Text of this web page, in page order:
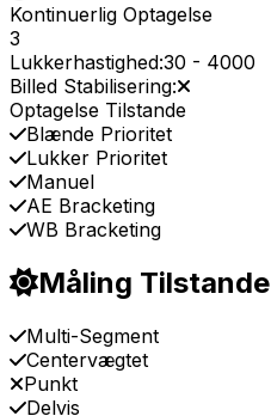
Kontinuerlig Optagelse
3
Lukkerhastighed:30 - 4000
Billed Stabilisering:
Optagelse Tilstande
Blænde Prioritet
Lukker Prioritet
Manuel
AE Bracketing
WB Bracketing
Måling Tilstande
Multi-Segment
Centervægtet
Punkt
Delvis